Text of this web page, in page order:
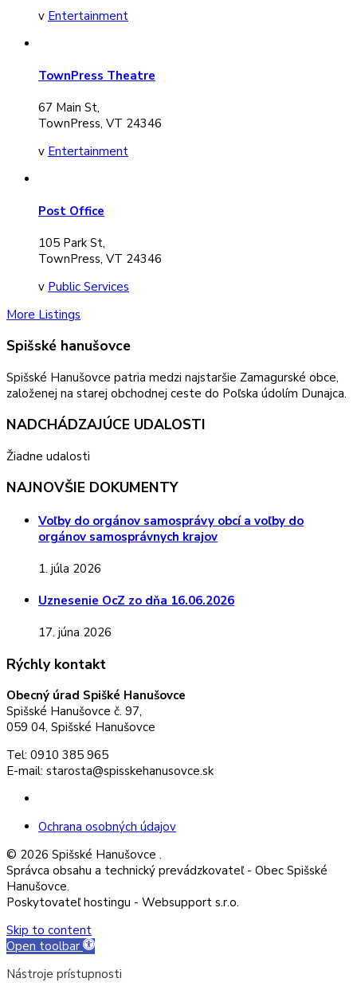
v Entertainment
TownPress Theatre
67 Main St,
TownPress, VT 24346
v Entertainment
Post Office
105 Park St,
TownPress, VT 24346
v Public Services
More Listings
Spišské hanušovce
Spišské Hanušovce patria medzi najstaršie Zamagurské obce,
založenej na starej obchodnej ceste do Poľska údolím Dunajca.
NADCHÁDZAJÚCE UDALOSTI
Žiadne udalosti
NAJNOVŠIE DOKUMENTY
Voľby do orgánov samosprávy obcí a voľby do
orgánov samosprávnych krajov
1. júla 2026
Uznesenie OcZ zo dňa 16.06.2026
17. júna 2026
Rýchly kontakt
Obecný úrad Spišké Hanušovce
Spišské Hanušovce č. 97,
059 04, Spišské Hanušovce
Tel: 0910 385 965
E-mail: starosta@spisskehanusovce.sk
Ochrana osobných údajov
© 2026 Spišské Hanušovce .
Správca obsahu a technický prevádzkovateľ - Obec Spišské
Hanušovce.
Poskytovateľ hostingu - Websupport s.r.o.
Skip to content
Open toolbar
Nástroje prístupnosti